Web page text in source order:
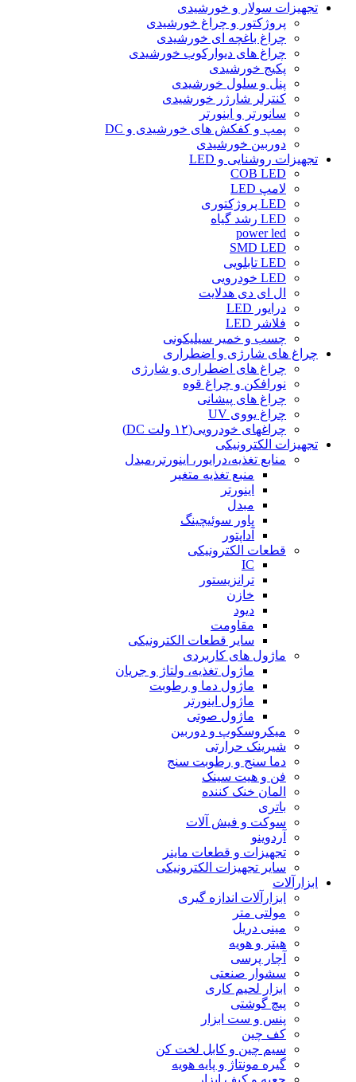
تجهیزات سولار و خورشیدی
پروژکتور و چراغ خورشیدی
چراغ باغچه ای خورشیدی
چراغ های دیوارکوب خورشیدی
پکیج خورشیدی
پنل و سلول خورشیدی
کنترلر شارژر خورشیدی
سانورتر و اینورتر
پمپ و کفکش های خورشیدی و DC
دوربین خورشیدی
تجهیزات روشنایی و LED
COB LED
لامپ LED
LED پروژکتوری
LED رشد گیاه
power led
SMD LED
LED تابلویی
LED خودرویی
ال ای دی هدلایت
درایور LED
فلاشر LED
چسب و خمیر سیلیکونی
چراغ های شارژی و اضطراری
چراغ های اضطراری و شارژی
نورافکن و چراغ قوه
چراغ های پیشانی
چراغ یووی UV
چراغهای خودرویی(۱۲ ولت DC)
تجهیزات الکترونیکی
منابع تغذیه،درایور، اینورتر،مبدل
منبع تغذیه متغیر
اینورتر
مبدل
پاور سوئیچینگ
آداپتور
قطعات الکترونیکی
IC
ترانزیستور
خازن
دیود
مقاومت
سایر قطعات الکترونیکی
ماژول های کاربردی
ماژول تغذیه، ولتاژ و جریان
ماژول دما و رطوبت
ماژول اینورتر
ماژول صوتی
میکروسکوپ و دوربین
شیرینک حرارتی
دما سنج و رطوبت سنج
فن و هیت سینک
المان خنک کننده
باتری
سوکت و فیش آلات
آردوینو
تجهیزات و قطعات ماینر
سایر تجهیزات الکترونیکی
ابزارآلات
ابزارآلات اندازه گیری
مولتی متر
مینی دریل
هیتر و هویه
آچار پرسی
سشوار صنعتی
ابزار لحیم کاری
پیچ گوشتی
پنس و ست ابزار
کف چین
سیم چین و کابل لخت کن
گیره مونتاژ و پایه هویه
جعبه و کیف ابزار